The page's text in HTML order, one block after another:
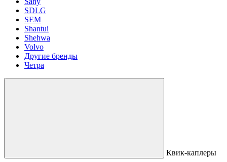
SDLG
SEM
Shantui
Shehwa
Volvo
Другие бренды
Четра
Квик-каплеры